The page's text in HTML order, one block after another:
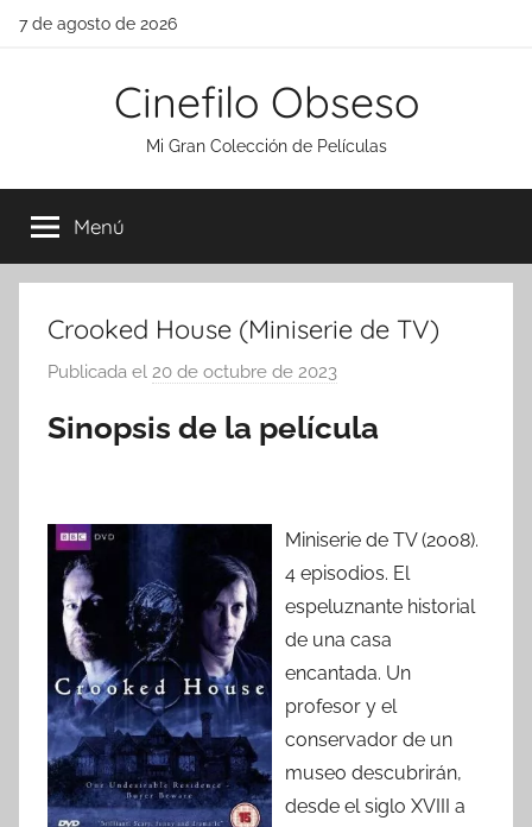
Saltar
7 de agosto de 2026
Cinefilo Obseso
Mi Gran Colección de Películas
Menú
Crooked House (Miniserie de TV)
Publicada el 20 de octubre de 2023
r
Sinopsis de la película
Miniserie de TV (2008).
4 episodios. El
espeluznante historial
de una casa
encantada. Un
profesor y el
conservador de un
museo descubrirán,
desde el siglo XVIII a